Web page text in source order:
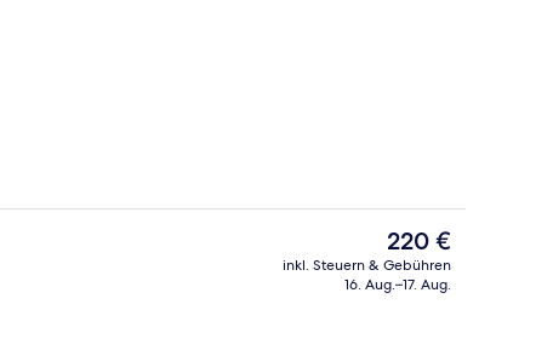
Unterkunft Familienzimmer, Erdgeschoss |
Der
aktuelle
Preis
220 €
inkl. Steuern & Gebühren
16. Aug.–17. Aug.